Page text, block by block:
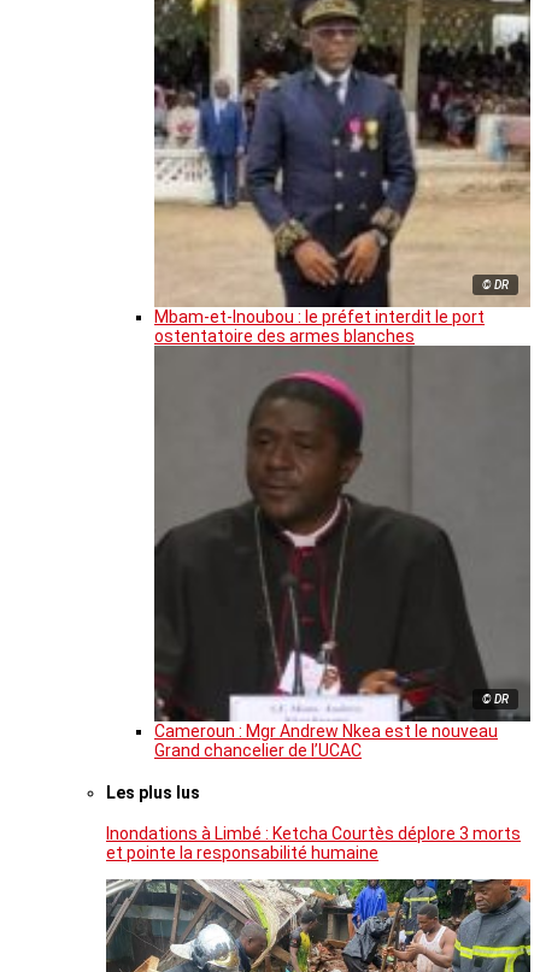
© DR
Mbam-et-Inoubou : le préfet interdit le port
ostentatoire des armes blanches
© DR
Cameroun : Mgr Andrew Nkea est le nouveau
Grand chancelier de l’UCAC
Les plus lus
Inondations à Limbé : Ketcha Courtès déplore 3 morts
et pointe la responsabilité humaine